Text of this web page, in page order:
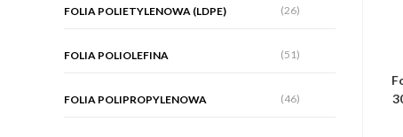
FOLIA POLIETYLENOWA (LDPE) (26)
FOLIA POLIOLEFINA (51)
FOLIA POLIPROPYLENOWA (46)